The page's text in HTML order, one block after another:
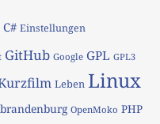
C# Einstellungen
GitHub Google GPL GPL3
Leben Linux
OpenMoko PHP